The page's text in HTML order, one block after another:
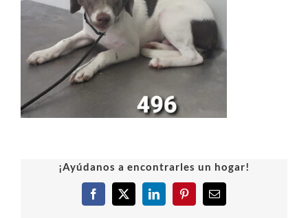
¡Ayúdanos a encontrarles un hogar!
Facebook
X LinkedInPinterestCorreo